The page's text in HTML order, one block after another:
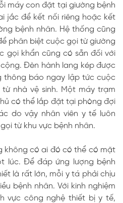
máy con đặt tại giường bệnh
jắc để kết nối riêng hoặc kết
bệnh nhân. Hệ thống cũng
phân biệt cuộc gọi từ giường
gọi khẩn cũng có sẵn đối với
Đèn hành lang kép được
thông báo ngay lập tức cuộc
nhà vệ sinh. Một máy trạm
có thể lắp đặt tại phòng đợi
do vậy nhân viên y tế luôn
từ khu vực bệnh nhân.
không có ai đó có thể có mặt
lúc. Để đáp ứng lượng bệnh
là rất lớn, mỗi y tá phải chịu
bệnh nhân. Với kinh nghiệm
vực công nghệ thiết bị y tế,